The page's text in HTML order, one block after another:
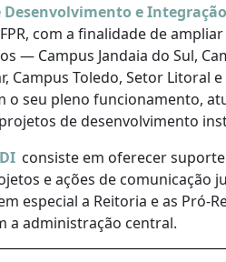
e
com a finalidade de
— Campus Jandaia do Sul,
Campus Toledo, Setor Litoral
o seu pleno funcionamento,
de desenvolvimento
consiste em oferecer
e ações de comunicação
especial a Reitoria e as Pró-
a administração central.